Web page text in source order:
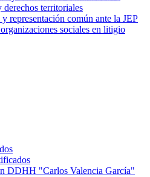
territoriales
representación común ante la JEP
sociales en litigio
DDHH "Carlos Valencia García"